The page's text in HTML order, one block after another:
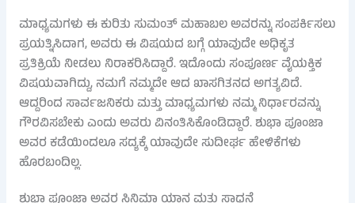
ಮಾಧ್ಯಮಗಳು ಈ ಕುರಿತು ಸುಮಂತ್ ಮಹಾಬಲ ಅವರನ್ನು ಸಂಪರ್ಕಿಸಲು
ಪ್ರಯತ್ನಿಸಿದಾಗ, ಅವರು ಈ ವಿಷಯದ ಬಗ್ಗೆ ಯಾವುದೇ ಅಧಿಕೃತ
ಪ್ರತಿಕ್ರಿಯೆ ನೀಡಲು ನಿರಾಕರಿಸಿದ್ದಾರೆ. ಇದೊಂದು ಸಂಪೂರ್ಣ ವೈಯಕ್ತಿಕ
ವಿಷಯವಾಗಿದ್ದು, ನಮಗೆ ನಮ್ಮದೇ ಆದ ಖಾಸಗಿತನದ ಅಗತ್ಯವಿದೆ.
ಆದ್ದರಿಂದ ಸಾರ್ವಜನಿಕರು ಮತ್ತು ಮಾಧ್ಯಮಗಳು ನಮ್ಮ ನಿರ್ಧಾರವನ್ನು
ಗೌರವಿಸಬೇಕು ಎಂದು ಅವರು ವಿನಂತಿಸಿಕೊಂಡಿದ್ದಾರೆ. ಶುಭಾ ಪೂಂಜಾ
ಅವರ ಕಡೆಯಿಂದಲೂ ಸದ್ಯಕ್ಕೆ ಯಾವುದೇ ಸುದೀರ್ಘ ಹೇಳಿಕೆಗಳು
ಹೊರಬಂದಿಲ್ಲ.